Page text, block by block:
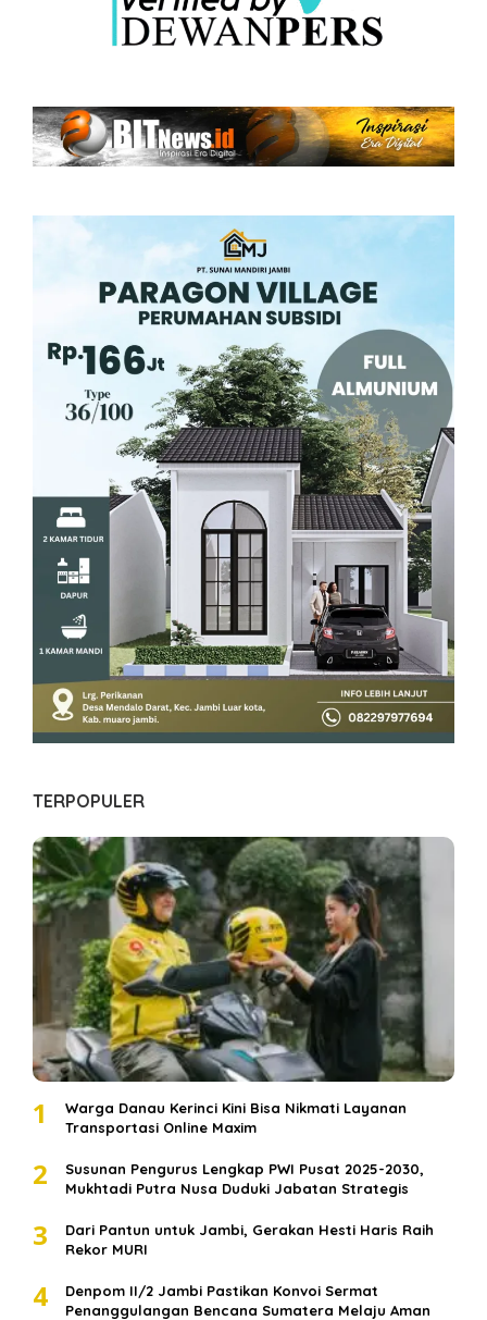
TERPOPULER
1
Warga Danau Kerinci Kini Bisa Nikmati Layanan
Transportasi Online Maxim
2
Susunan Pengurus Lengkap PWI Pusat 2025-2030,
Mukhtadi Putra Nusa Duduki Jabatan Strategis
3
Dari Pantun untuk Jambi, Gerakan Hesti Haris Raih
Rekor MURI
4
Denpom II/2 Jambi Pastikan Konvoi Sermat
Penanggulangan Bencana Sumatera Melaju Aman